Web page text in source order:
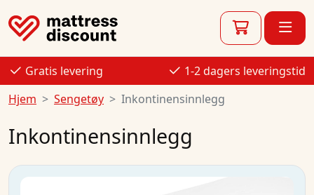
Gratis levering
1-2 dagers leveringstid
Hjem
Sengetøy Inkontinensinnlegg
Inkontinensinnlegg